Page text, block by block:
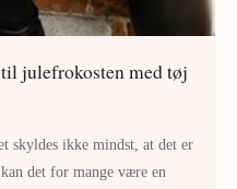
julefrokosten med tøj
skyldes ikke mindst, at det er
det for mange være en